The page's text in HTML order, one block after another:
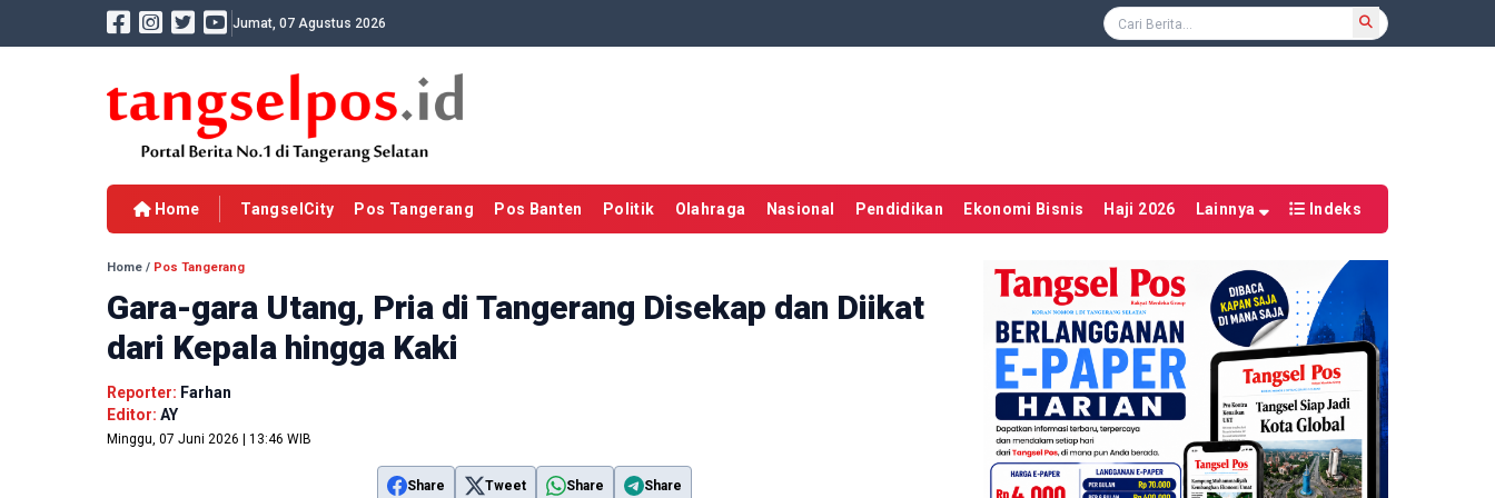
Jumat, 07 Agustus 2026
Home TangselCity Pos Tangerang Pos Banten Politik Olahraga Nasional Pendidikan Ekonomi Bisnis Haji 2026 Lainnya Indeks
Home / Pos Tangerang
Gara-gara Utang, Pria di Tangerang Disekap dan Diikat
dari Kepala hingga Kaki
Reporter: Farhan
Editor: AY
Minggu, 07 Juni 2026 | 13:46 WIB
Share Tweet Share Share